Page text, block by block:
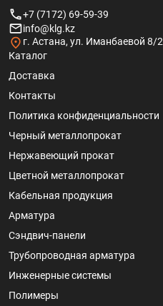
+7 (7172) 69-59-39
info@klg.kz
г. Астана, ул. Иманбаевой 8/2
Каталог
Доставка
Контакты
Политика конфиденциальности
Черный металлопрокат
Нержавеющий прокат
Цветной металлопрокат
Кабельная продукция
Арматура
Сэндвич-панели
Трубопроводная арматура
Инженерные системы
Полимеры